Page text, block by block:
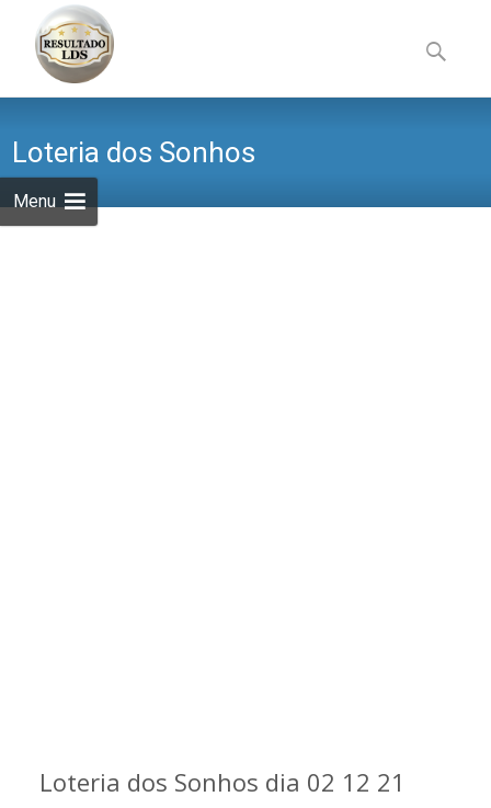
Menu
to
content
por:
Loteria dos Sonhos
Loteria dos Sonhos dia 02 12 21